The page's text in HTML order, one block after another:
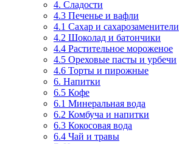
4. Сладости
4.3 Печенье и вафли
4.1 Сахар и сахарозаменители
4.2 Шоколад и батончики
4.4 Растительное мороженое
4.5 Ореховые пасты и урбечи
4.6 Торты и пирожные
6. Напитки
6.5 Кофе
6.1 Минеральная вода
6.2 Комбуча и напитки
6.3 Кокосовая вода
6.4 Чай и травы